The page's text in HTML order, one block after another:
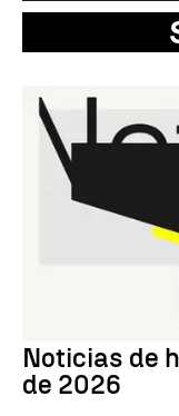
Noticias de
de 2026